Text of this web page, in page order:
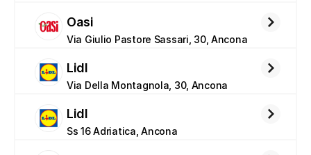
Oasi
Via Giulio Pastore Sassari, 30, Ancona
Lidl
Via Della Montagnola, 30, Ancona
Lidl
Ss 16 Adriatica, Ancona